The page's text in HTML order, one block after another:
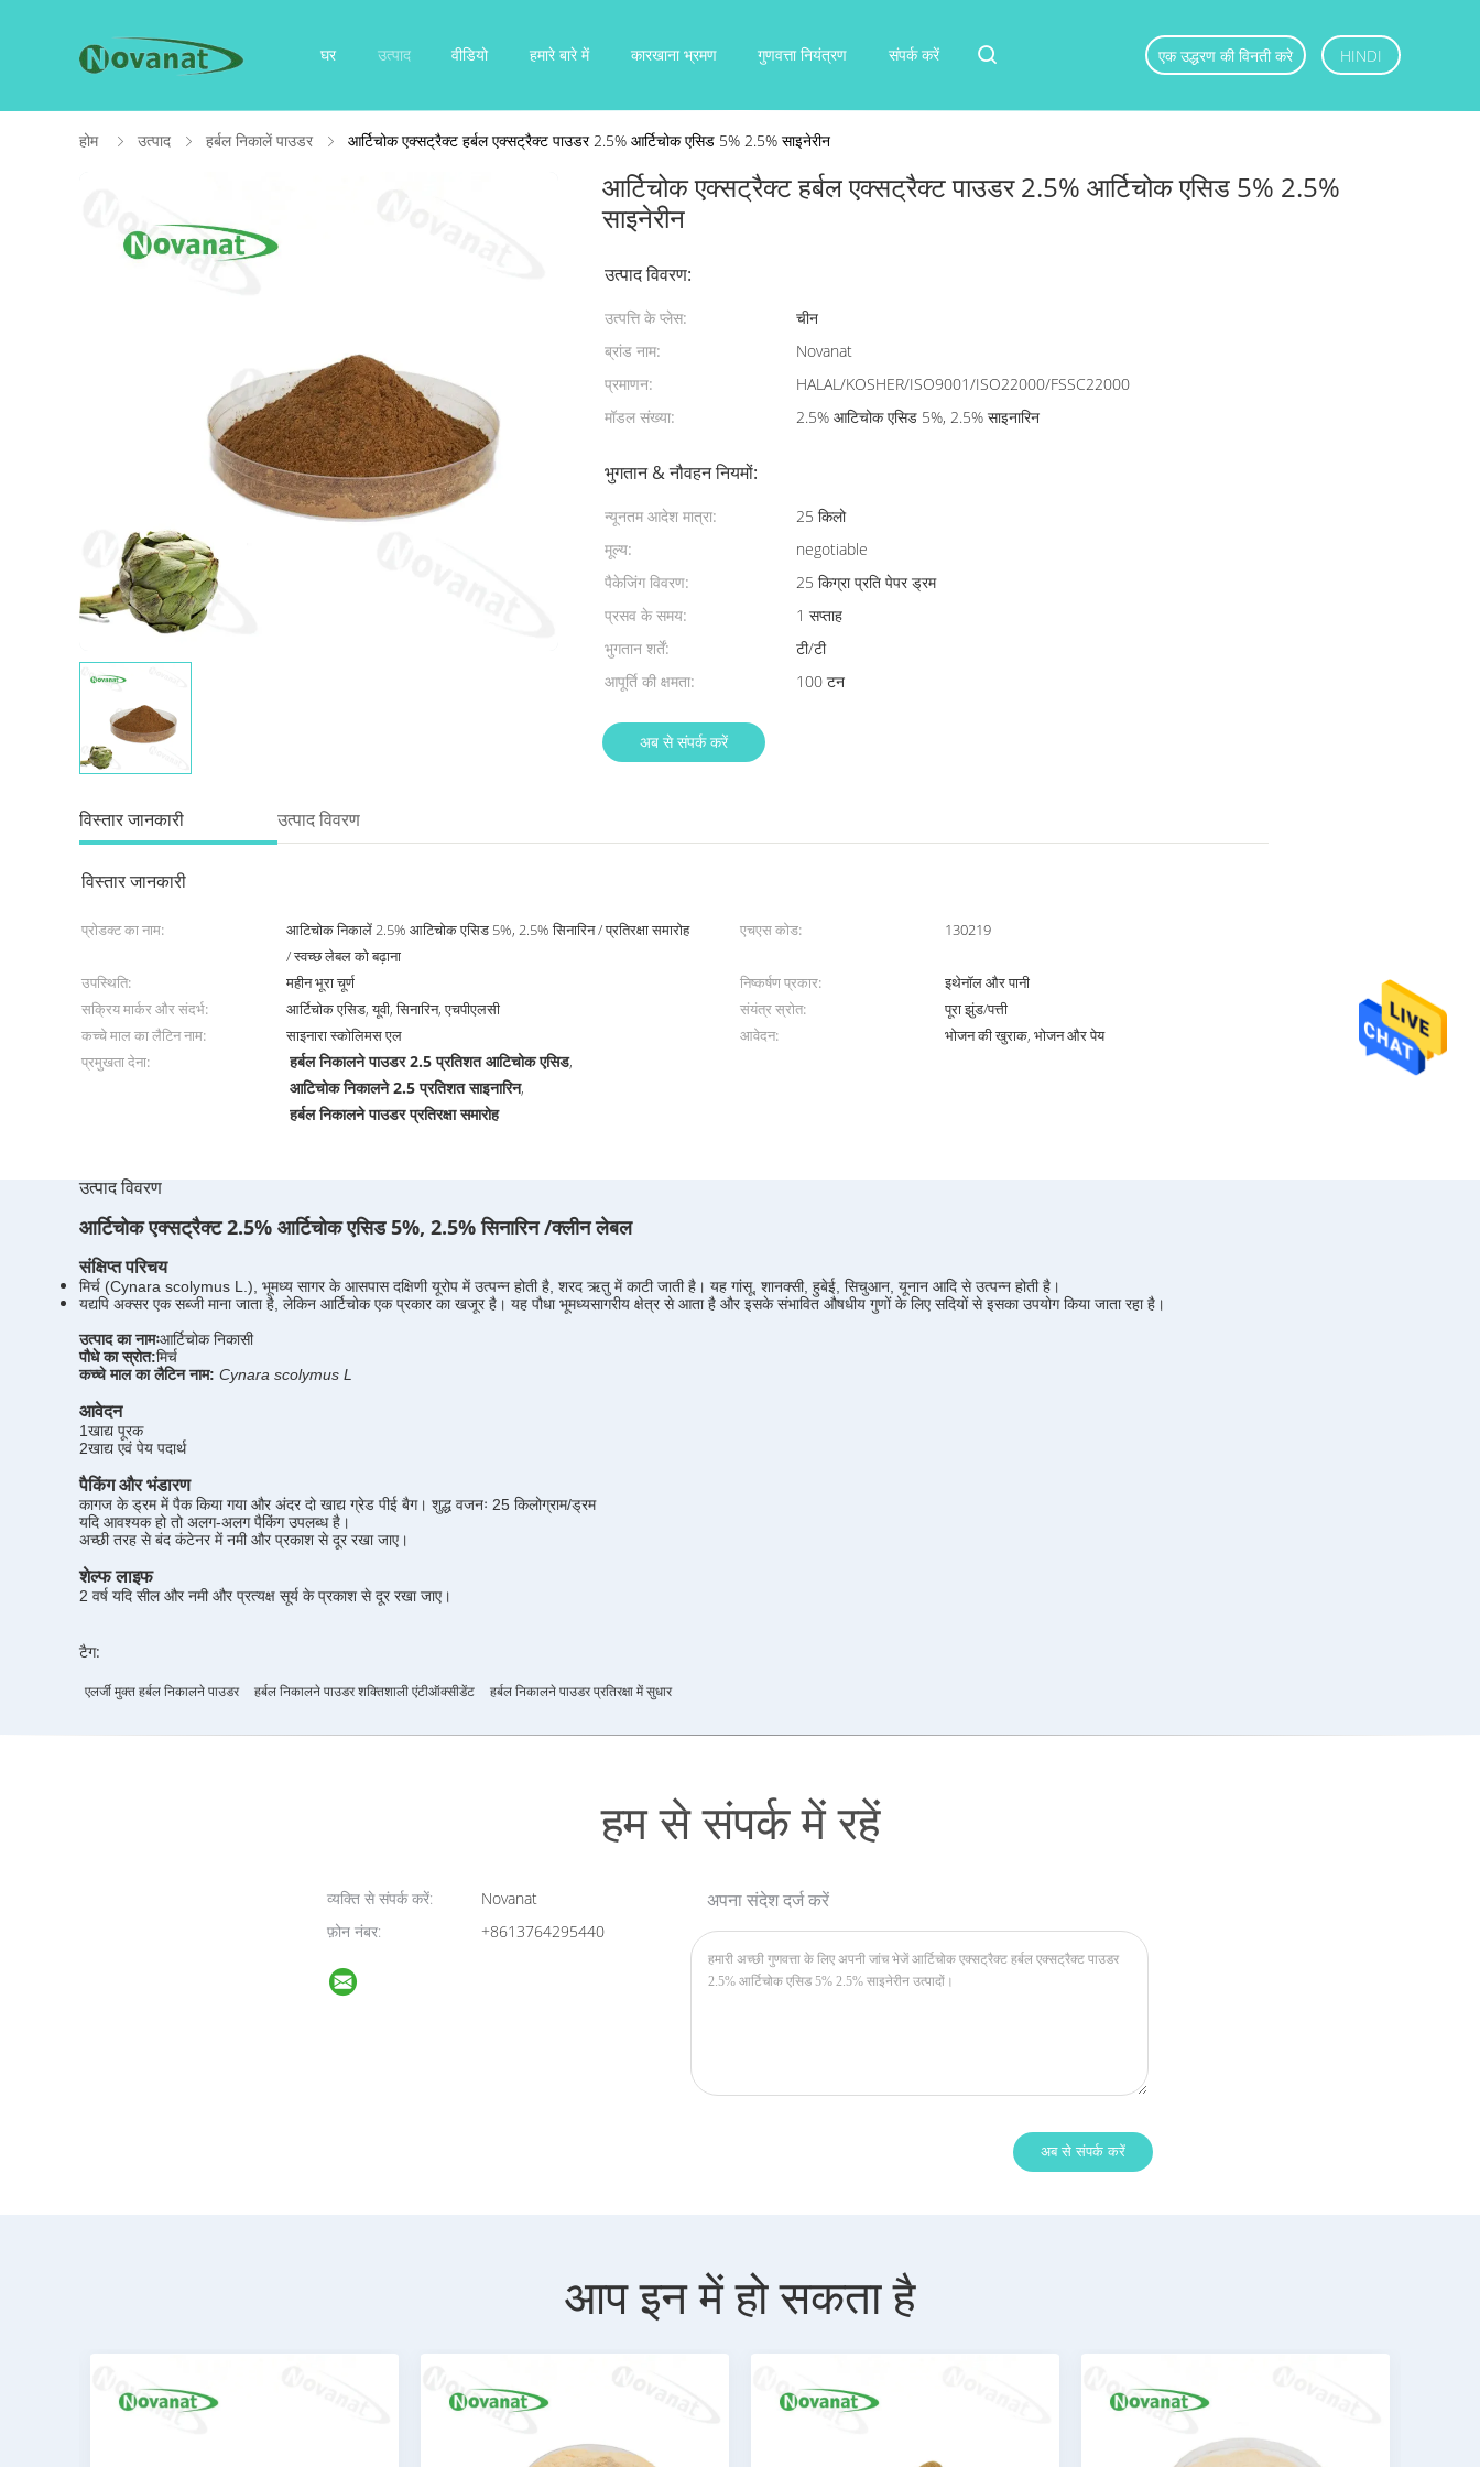
घर उत्पाद वीडियो हमारे बारे में कारखाना भ्रमण गुणवत्ता नियंत्रण संपर्क करें एक उद्धरण की विनती करे HINDI
होम उत्पाद हर्बल निकालें पाउडर आर्टिचोक एक्सट्रैक्ट हर्बल एक्सट्रैक्ट पाउडर 2.5% आर्टिचोक एसिड 5% 2.5% साइनेरीन
आर्टिचोक एक्सट्रैक्ट हर्बल एक्सट्रैक्ट पाउडर 2.5% आर्टिचोक एसिड 5% 2.5%
साइनेरीन
उत्पाद विवरण:
उत्पत्ति के प्लेस:
चीन
ब्रांड नाम:
Novanat
प्रमाणन:
HALAL/KOSHER/ISO9001/ISO22000/FSSC22000
मॉडल संख्या:
2.5% आटिचोक एसिड 5%, 2.5% साइनारिन
भुगतान & नौवहन नियमों:
न्यूनतम आदेश मात्रा:
25 किलो
मूल्य:
negotiable
पैकेजिंग विवरण:
25 किग्रा प्रति पेपर ड्रम
प्रसव के समय:
1 सप्ताह
भुगतान शर्तें:
टी/टी
आपूर्ति की क्षमता:
100 टन
अब से संपर्क करें
विस्तार जानकारी उत्पाद विवरण
विस्तार जानकारी
प्रोडक्ट का नाम:
आटिचोक निकालें 2.5% आटिचोक एसिड 5%, 2.5% सिनारिन / प्रतिरक्षा समारोह
/ स्वच्छ लेबल को बढ़ाना
एचएस कोड: 130219
उपस्थिति: महीन भूरा चूर्ण निष्कर्षण प्रकार:
इथेनॉल और पानी
सक्रिय मार्कर और संदर्भ:
आर्टिचोक एसिड, यूवी, सिनारिन, एचपीएलसी संयंत्र स्रोत:
पूरा झुंड/पत्ती
कच्चे माल का लैटिन नाम:
साइनारा स्कोलिमस एल आवेदन:
भोजन की खुराक, भोजन और पेय
प्रमुखता देना:
हर्बल निकालने पाउडर 2.5 प्रतिशत आटिचोक एसिड,
आटिचोक निकालने 2.5 प्रतिशत साइनारिन,
हर्बल निकालने पाउडर प्रतिरक्षा समारोह
उत्पाद विवरण
आर्टिचोक एक्सट्रैक्ट 2.5% आर्टिचोक एसिड 5%, 2.5% सिनारिन /क्लीन लेबल
संक्षिप्त परिचय
मिर्च (Cynara scolymus L.), भूमध्य सागर के आसपास दक्षिणी यूरोप में उत्पन्न होती है, शरद ऋतु में काटी जाती है। यह गांसू, शानक्सी, हुबेई, सिचुआन, यूनान आदि से उत्पन्न होती है।
यद्यपि अक्सर एक सब्जी माना जाता है, लेकिन आर्टिचोक एक प्रकार का खजूर है। यह पौधा भूमध्यसागरीय क्षेत्र से आता है और इसके संभावित औषधीय गुणों के लिए सदियों से इसका उपयोग किया जाता रहा है।
उत्पाद का नामःआर्टिचोक निकासी
पौधे का स्रोत:मिर्च
कच्चे माल का लैटिन नाम: Cynara scolymus L
आवेदन
1खाद्य पूरक
2खाद्य एवं पेय पदार्थ
पैकिंग और भंडारण
कागज के ड्रम में पैक किया गया और अंदर दो खाद्य ग्रेड पीई बैग। शुद्ध वजनः 25 किलोग्राम/ड्रम
यदि आवश्यक हो तो अलग-अलग पैकिंग उपलब्ध है।
अच्छी तरह से बंद कंटेनर में नमी और प्रकाश से दूर रखा जाए।
शेल्फ लाइफ
2 वर्ष यदि सील और नमी और प्रत्यक्ष सूर्य के प्रकाश से दूर रखा जाए।
टैग:
एलर्जी मुक्त हर्बल निकालने पाउडर हर्बल निकालने पाउडर शक्तिशाली एंटीऑक्सीडेंट हर्बल निकालने पाउडर प्रतिरक्षा में सुधार
हम से संपर्क में रहें
व्यक्ति से संपर्क करें:
Novanat
फ़ोन नंबर:
+8613764295440
अपना संदेश दर्ज करें
आप इन में हो सकता है